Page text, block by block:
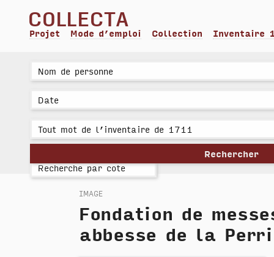
collecta
Projet Mode d’emploi Collection Inventaire
image
Fondation de
abbesse de la